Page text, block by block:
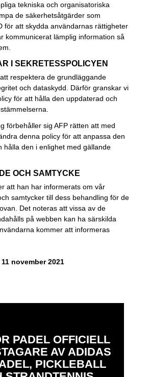
tekniska och organisatoriska
de säkerhetsåtgärder som
för att skydda användarnas rättigheter
kommunicerat lämplig information så
I SEKRETESSPOLICYEN
respektera de grundläggande
och dataskydd. Därför granskar vi
för att hålla den uppdaterad och
förbehåller sig AFP rätten att med
denna policy för att anpassa den
hålla den i enlighet med gällande
OCH SAMTYCKE
att han har informerats om vår
samtycker till dess behandling för de
Det noteras att vissa av de
på webben kan ha särskilda
kommer att informeras
november 2021
PADEL OFFICIELL
AV ADIDAS
PICKLEBALL